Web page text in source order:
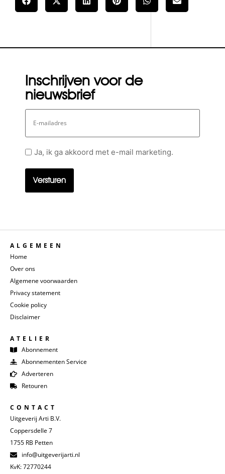
Inschrijven voor de
nieuwsbrief
E-
mailadres
GeenJa, ik ga akkoord met e-mail marketing.
ALGEMEEN
Home
Over ons
Algemene voorwaarden
Privacy statement
Cookie policy
Disclaimer
ATELIER
Abonnement
Abonnementen Service
Adverteren
Retouren
CONTACT
Uitgeverij Arti B.V.
Coppersdelle 7
1755 RB Petten
info@uitgeverijarti.nl
KvK: 72770244